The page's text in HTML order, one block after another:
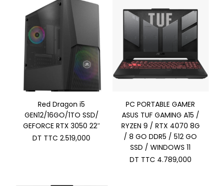
Red Dragon i5
GEN12/16GO/1TO SSD/
GEFORCE RTX 3050 22″
DT TTC 2.519,000
PC PORTABLE GAMER
ASUS TUF GAMING A15 /
RYZEN 9 / RTX 4070 8G
/ 8 GO DDR5 / 512 GO
SSD / WINDOWS 11
DT TTC 4.789,000